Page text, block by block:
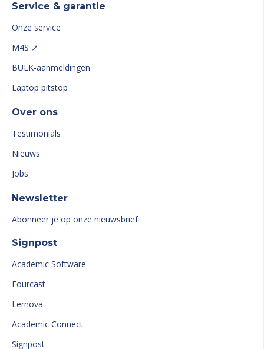
Service & garantie
Onze service
M4S ↗
BULK-aanmeldingen
Laptop pitstop
Over ons
Testimonials
Nieuws
Jobs
Newsletter
Abonneer je op onze nieuwsbrief
Signpost
Academic Software
Fourcast
Lernova
Academic Connect
Signpost